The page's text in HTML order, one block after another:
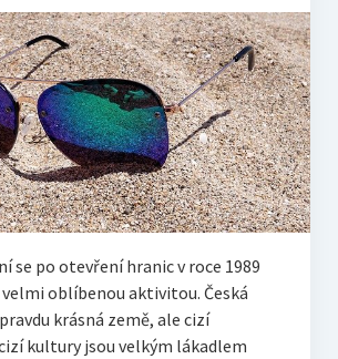
po otevření hranic v roce 1989
oblíbenou aktivitou. Česká
krásná země, ale cizí
kultury jsou velkým lákadlem